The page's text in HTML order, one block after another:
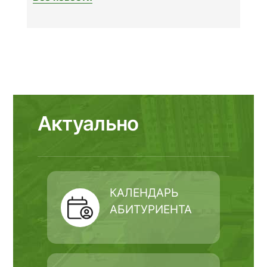
Актуально
КАЛЕНДАРЬ
АБИТУРИЕНТА